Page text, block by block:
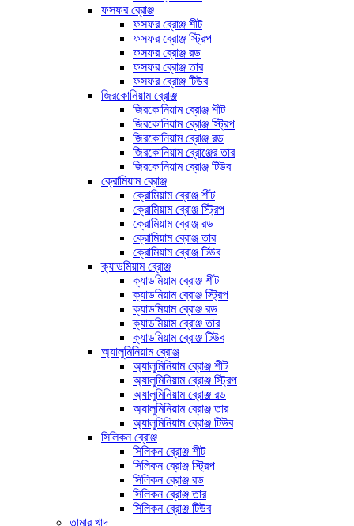
ফসফর ব্রোঞ্জ
ফসফর ব্রোঞ্জ শীট
ফসফর ব্রোঞ্জ স্ট্রিপ
ফসফর ব্রোঞ্জ রড
ফসফর ব্রোঞ্জ তার
ফসফর ব্রোঞ্জ টিউব
জিরকোনিয়াম ব্রোঞ্জ
জিরকোনিয়াম ব্রোঞ্জ শীট
জিরকোনিয়াম ব্রোঞ্জ স্ট্রিপ
জিরকোনিয়াম ব্রোঞ্জ রড
জিরকোনিয়াম ব্রোঞ্জের তার
জিরকোনিয়াম ব্রোঞ্জ টিউব
ক্রোমিয়াম ব্রোঞ্জ
ক্রোমিয়াম ব্রোঞ্জ শীট
ক্রোমিয়াম ব্রোঞ্জ স্ট্রিপ
ক্রোমিয়াম ব্রোঞ্জ রড
ক্রোমিয়াম ব্রোঞ্জ তার
ক্রোমিয়াম ব্রোঞ্জ টিউব
ক্যাডমিয়াম ব্রোঞ্জ
ক্যাডমিয়াম ব্রোঞ্জ শীট
ক্যাডমিয়াম ব্রোঞ্জ স্ট্রিপ
ক্যাডমিয়াম ব্রোঞ্জ রড
ক্যাডমিয়াম ব্রোঞ্জ তার
ক্যাডমিয়াম ব্রোঞ্জ টিউব
অ্যালুমিনিয়াম ব্রোঞ্জ
অ্যালুমিনিয়াম ব্রোঞ্জ শীট
অ্যালুমিনিয়াম ব্রোঞ্জ স্ট্রিপ
অ্যালুমিনিয়াম ব্রোঞ্জ রড
অ্যালুমিনিয়াম ব্রোঞ্জ তার
অ্যালুমিনিয়াম ব্রোঞ্জ টিউব
সিলিকন ব্রোঞ্জ
সিলিকন ব্রোঞ্জ শীট
সিলিকন ব্রোঞ্জ স্ট্রিপ
সিলিকন ব্রোঞ্জ রড
সিলিকন ব্রোঞ্জ তার
সিলিকন ব্রোঞ্জ টিউব
তামার খাদ